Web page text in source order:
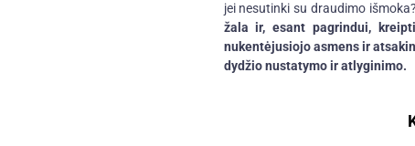
jei nesutinki su draudimo išmoka?
žala ir, esant pagrindui,
nukentėjusiojo asmens ir
dydžio nustatymo ir atlyginimo.